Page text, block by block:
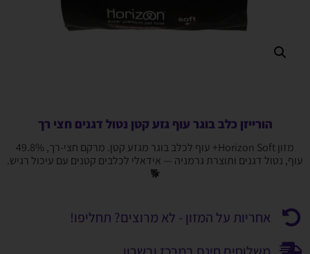
הורייזן כלב בוגר עוף גזע קטן נטול דגנים חצי רך
מזון Horizon Soft+ עוף לכלב בוגר מגזע קטן. מרקם חצי-רך, 49.8%
עוף, נטול דגנים ותוצרת גרמניה — אידאלי לכלבים קטנים עם עיכול רגיש.
🐕
אחריות על המזון - לא מרוצים? תחליפו!